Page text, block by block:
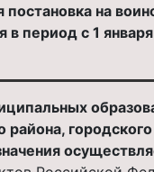
постановка на
в период с 1
района,